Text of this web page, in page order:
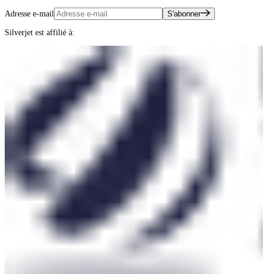
Adresse e-mail S'abonner
Silverjet est affilié à: